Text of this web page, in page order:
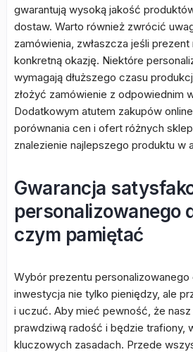
gwarantują wysoką jakość
dostaw. Warto również zwrócić
zamówienia, zwłaszcza jeśli
konkretną okazję. Niektóre
wymagają dłuższego czasu
złożyć zamówienie z odpowiednim
Dodatkowym atutem zakupów
porównania cen i ofert różnych
znalezienie najlepszego produktu w
Gwarancja
personalizowanego
czym pamiętać
Wybór prezentu
inwestycja nie tylko pieniędzy, ale
i uczuć. Aby mieć pewność, że
prawdziwą radość i będzie trafiony,
kluczowych zasadach. Przede